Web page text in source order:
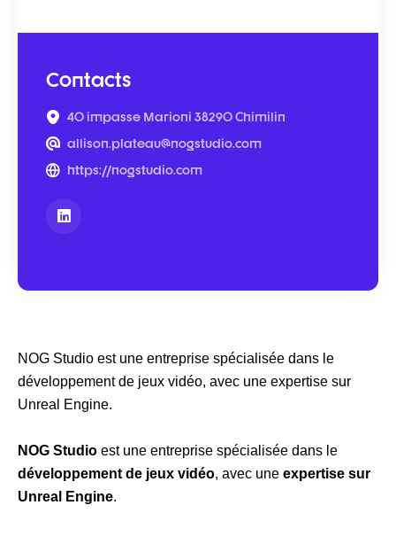
Contacts
40 impasse Marioni 38290 Chimilin
allison.plateau@nogstudio.com
https://nogstudio.com
NOG Studio est une entreprise spécialisée dans le
développement de jeux vidéo, avec une expertise sur
Unreal Engine.
NOG Studio est une entreprise spécialisée dans le
développement de jeux vidéo, avec une expertise sur
Unreal Engine.